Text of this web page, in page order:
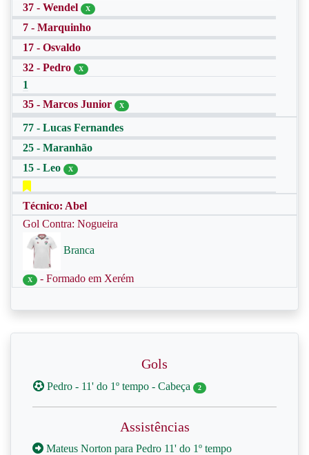
37 - Wendel
X
7 - Marquinho
17 - Osvaldo
32 - Pedro
X
1
35 - Marcos Junior
X
77 - Lucas Fernandes
25 - Maranhão
15 - Leo
X
Técnico: Abel
Gol Contra: Nogueira
Branca
X - Formado em Xerém
Gols
Pedro - 11' do 1º tempo - Cabeça 2
Assistências
Mateus Norton para Pedro 11' do 1º tempo